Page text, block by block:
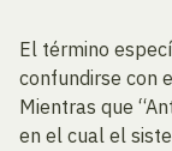
El término
confundirse con
Mientras que
en el cual el